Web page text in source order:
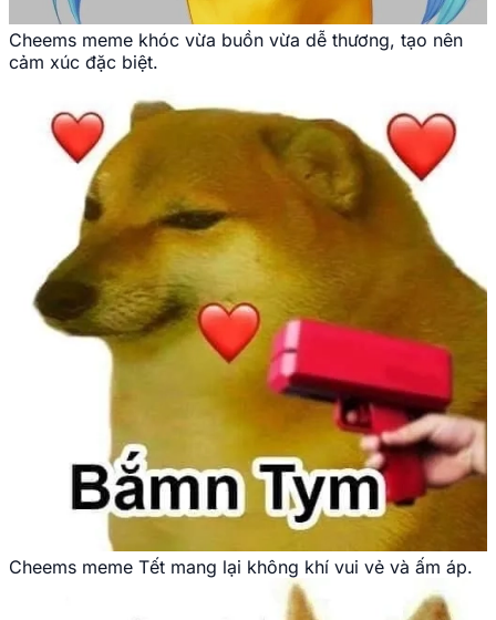
Cheems meme khóc vừa buồn vừa dễ thương, tạo nên
cảm xúc đặc biệt.
Cheems meme Tết mang lại không khí vui vẻ và ấm áp.